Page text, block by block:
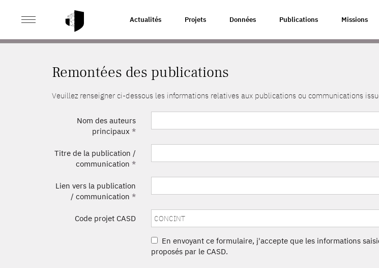
Actualités Projets Données Publications Missions
ACCUEIL REMONTÉES DES PUBLICATIONS
Remontées des publications
Veuillez renseigner ci-dessous les informations relatives aux publications ou communications
Nom des auteurs
principaux *
Titre de la publication /
communication *
Lien vers la publication
/ communication *
Code projet CASD
En envoyant ce formulaire, j'accepte que les informations
proposés par le CASD.